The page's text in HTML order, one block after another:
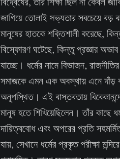
জাগিয়ে তোলাই সভ্যতার সবচেয়ে
মানুষের হাতকে শক্তিশালী করেছে,
বিস্ফোরণ ঘটেছে, কিন্তু প্রজ্ঞার
যাচ্ছে। ধর্মের নামে বিভাজন,
সমাজকে এমন এক অবস্থায় এনে দাঁড়
অনুপস্থিত। এই বাস্তবতায়
মানুষ হতে শিখিয়েছিলেন। তাঁর কাছে
দায়িত্ববোধ এবং অপরের প্রতি
যায়, সেখানে ধর্মের প্রকৃত পরীক্ষা